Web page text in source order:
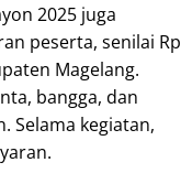
2025 juga
peserta, senilai Rp
Magelang.
bangga, dan
Selama kegiatan,